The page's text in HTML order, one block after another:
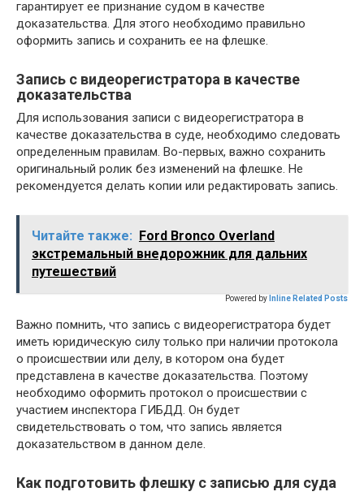
гарантирует ее признание судом в качестве
доказательства. Для этого необходимо правильно
оформить запись и сохранить ее на флешке.
Запись с видеорегистратора в качестве
доказательства
Для использования записи с видеорегистратора в
качестве доказательства в суде, необходимо следовать
определенным правилам. Во-первых, важно сохранить
оригинальный ролик без изменений на флешке. Не
рекомендуется делать копии или редактировать запись.
Читайте также: Ford Bronco Overland
экстремальный внедорожник для дальних
путешествий
Powered by Inline Related Posts
Важно помнить, что запись с видеорегистратора будет
иметь юридическую силу только при наличии протокола
о происшествии или делу, в котором она будет
представлена в качестве доказательства. Поэтому
необходимо оформить протокол о происшествии с
участием инспектора ГИБДД. Он будет
свидетельствовать о том, что запись является
доказательством в данном деле.
Как подготовить флешку с записью для суда